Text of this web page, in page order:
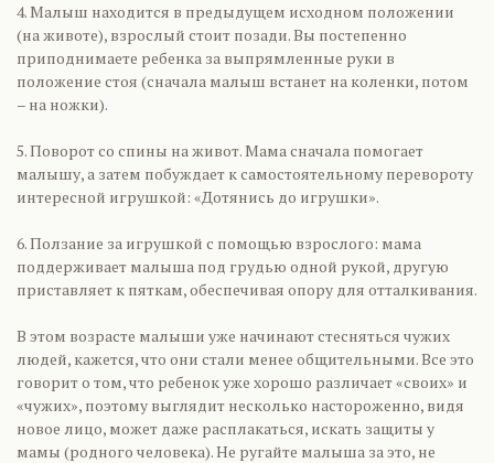
4. Малыш находится в предыдущем исходном положении
(на животе), взрослый стоит позади. Вы постепенно
приподнимаете ребенка за выпрямленные руки в
положение стоя (сначала малыш встанет на коленки, потом
– на ножки).
5. Поворот со спины на живот. Мама сначала помогает
малышу, а затем побуждает к самостоятельному перевороту
интересной игрушкой: «Дотянись до игрушки».
6. Ползание за игрушкой с помощью взрослого: мама
поддерживает малыша под грудью одной рукой, другую
приставляет к пяткам, обеспечивая опору для отталкивания.
В этом возрасте малыши уже начинают стесняться чужих
людей, кажется, что они стали менее общительными. Все это
говорит о том, что ребенок уже хорошо различает «своих» и
«чужих», поэтому выглядит несколько настороженно, видя
новое лицо, может даже расплакаться, искать защиты у
мамы (родного человека). Не ругайте малыша за это, не